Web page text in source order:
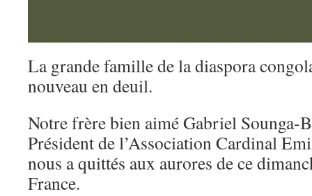
La grande famille de la diaspora
nouveau en deuil.
Notre frère bien aimé Gabriel Sounga-
Président de l’Association Cardinal
nous a quittés aux aurores de ce
France.